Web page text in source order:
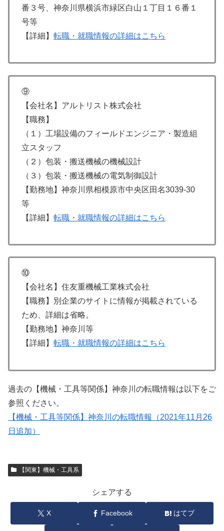
番３号、神奈川県横浜市緑区白山１丁目１６番１
号等
【詳細】 転職・就職情報の詳細はこちら
⑨
【会社名】アルトリスト株式会社
【職務】
（１）工場設備のフィールドエンジニア・製造組
立スタッフ
（２）包装・搬送機械の機械設計
（３）包装・搬送機械の電気制御設計
【勤務地】神奈川県相模原市中央区田名3039-30
等
【詳細】 転職・就職情報の詳細はこちら
⑩
【会社名】住友重機械工業株式会社
【職務】別企業のサイトに情報が掲載されている
ため、詳細は省略。
【勤務地】神奈川等
【詳細】 転職・就職情報の詳細はこちら
過去の【機械・工具等関係】神奈川の転職情報は以下をご
参照ください。
【機械・工具等関係】神奈川の転職情報（2021年11月26
日追加）
【関東】機械・工具系
シェアする
X Facebook はてブ